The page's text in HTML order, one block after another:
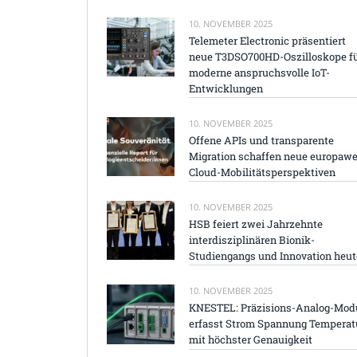
10. NOVEMBER 2025
Telemeter Electronic präsentiert
neue T3DSO700HD-Oszilloskope
moderne anspruchsvolle IoT-
Entwicklungen
10. NOVEMBER 2025
Offene APIs und transparente
Migration schaffen neue
Cloud-Mobilitätsperspektiven
10. NOVEMBER 2025
HSB feiert zwei Jahrzehnte
interdisziplinären Bionik-
Studiengangs und Innovation
10. NOVEMBER 2025
KNESTEL: Präzisions-Analog-
erfasst Strom Spannung
mit höchster Genauigkeit